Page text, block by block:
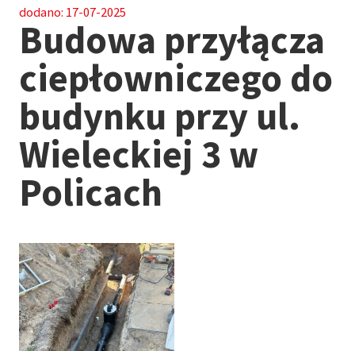
dodano: 17-07-2025
Budowa przyłącza
ciepłowniczego do
budynku przy ul.
Wieleckiej 3 w
Policach